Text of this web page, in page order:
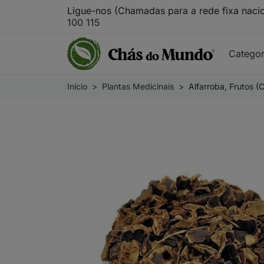
Ligue-nos (Chamadas para a rede fixa
100 115
Início Plantas Medicinais Alfarroba, Frutos